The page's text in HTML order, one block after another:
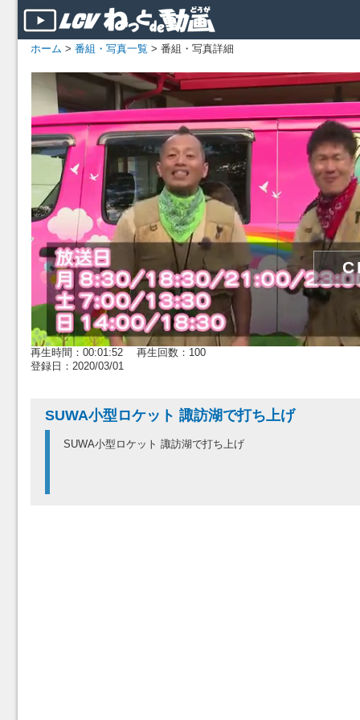
ホーム > 番組・写真一覧 > 番組・写真詳細
再生時間：00:01:52 再生回数：100
登録日：2020/03/01
SUWA小型ロケット 諏訪湖で打ち上げ
SUWA小型ロケット 諏訪湖で打ち上げ